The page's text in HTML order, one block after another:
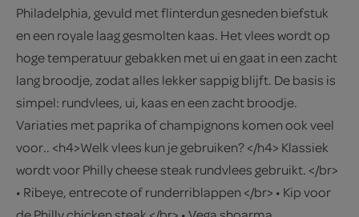
Philadelphia, gevuld met flinterdun gesneden biefstuk
en een royale laag gesmolten kaas. Het vlees wordt op
hoge temperatuur gebakken met ui en gaat in een zacht
lang broodje, zodat alles lekker sappig blijft. De basis is
simpel: rundvlees, ui, kaas en een zacht broodje.
Variaties met paprika of champignons komen ook veel
voor.. <h4>Welk vlees kun je gebruiken? </h4> Klassiek
wordt voor Philly cheese steak rundvlees gebruikt. </br>
• Ribeye, entrecote of runderriblappen </br> • Kip voor